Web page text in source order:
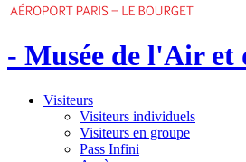
- Musée de l'Air et
Visiteurs
Visiteurs individuels
Visiteurs en groupe
Pass Infini